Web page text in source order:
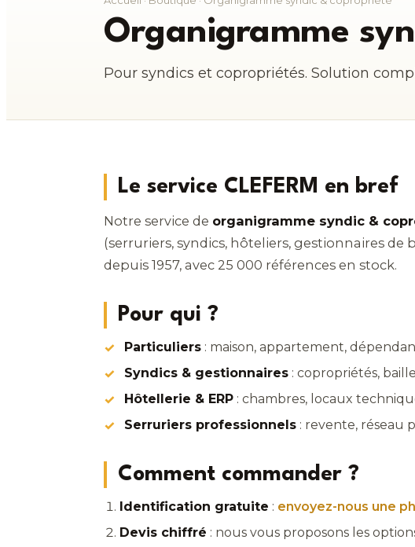
Organigramme
Pour syndics et copropriétés. Solution
Le service CLEFERM en bref
Notre service de organigramme syndic &
(serruriers, syndics, hôteliers, gestionnaires
depuis 1957, avec 25 000 références en stock.
Pour qui ?
Particuliers : maison, appartement,
Syndics & gestionnaires : copropriétés,
Hôtellerie & ERP : chambres, locaux
Serruriers professionnels : revente, réseau
Comment commander ?
Identification gratuite : envoyez-nous une
Devis chiffré : nous vous proposons les